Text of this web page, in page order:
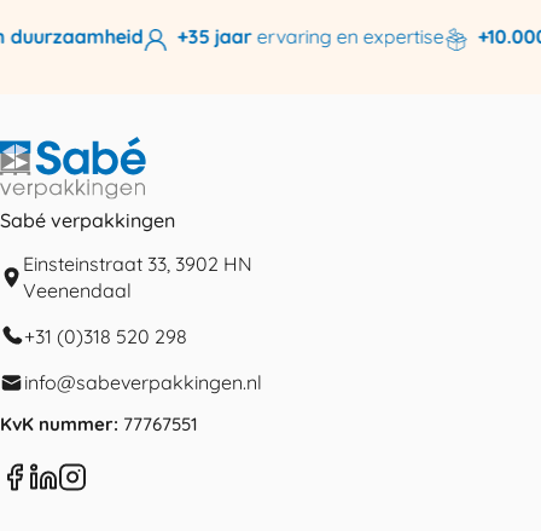
+35 jaarervaring en expertise +10.000
Sabé verpakkingen
Einsteinstraat 33, 3902 HN
Veenendaal
+31 (0)318 520 298
info@sabeverpakkingen.nl
KvK nummer: 77767551